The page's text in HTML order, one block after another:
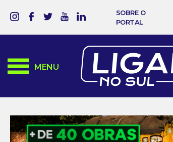
SOBRE O
PORTAL
MENU